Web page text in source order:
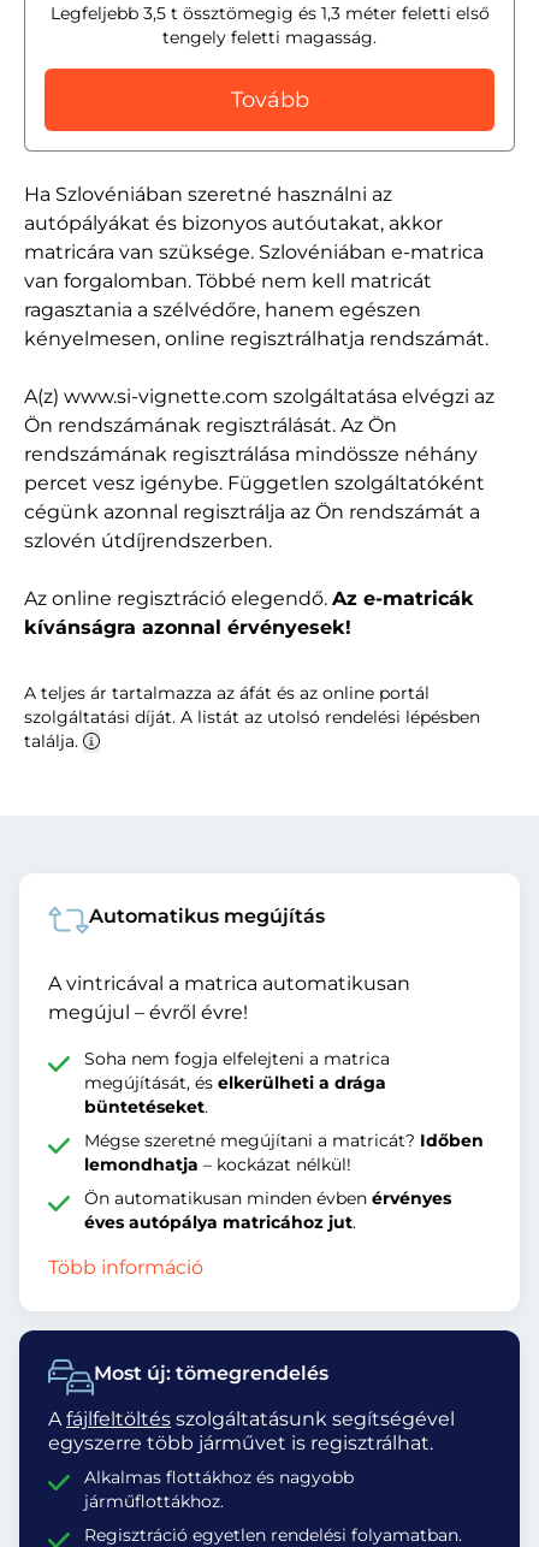
Ha Szlovéniában szeretné használni az
autópályákat és bizonyos autóutakat, akkor
matricára van szüksége. Szlovéniában e-matrica
van forgalomban. Többé nem kell matricát
ragasztania a szélvédőre, hanem egészen
kényelmesen, online regisztrálhatja rendszámát.
A(z) www.si-vignette.com szolgáltatása elvégzi az
Ön rendszámának regisztrálását. Az Ön
rendszámának regisztrálása mindössze néhány
percet vesz igénybe. Független szolgáltatóként
cégünk azonnal regisztrálja az Ön rendszámát a
szlovén útdíjrendszerben.
Az online regisztráció elegendő. Az e-matricák
kívánságra azonnal érvényesek!
A teljes ár tartalmazza az áfát és az online portál
szolgáltatási díját. A listát az utolsó rendelési lépésben
találja.
Legfeljebb 3,5 t össztömegig és 1,3 méter feletti első
tengely feletti magasság.
Tovább
Most új: tömegrendelés
Afájlfeltöltés szolgáltatásunk segítségével
egyszerre több járművet is regisztrálhat.
Alkalmas flottákhoz és nagyobb
járműflottákhoz.
Regisztráció egyetlen rendelési folyamatban.
Automatikus megújítás
A vintricával a matrica automatikusan
megújul – évről évre!
Soha nem fogja elfelejteni a matrica
megújítását, éselkerülheti a drága
büntetéseket.
Mégse szeretné megújítani a matricát? Időben
lemondhatja – kockázat nélkül!
Ön automatikusan minden évbenérvényes
éves autópálya matricához jut.
Több információ